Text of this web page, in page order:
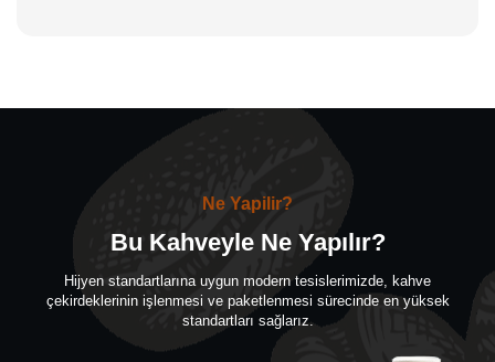
Ne Yapilir?
Bu Kahveyle Ne Yapılır?
Hijyen standartlarına uygun modern tesislerimizde, kahve
çekirdeklerinin işlenmesi ve paketlenmesi sürecinde en yüksek
standartları sağlarız.